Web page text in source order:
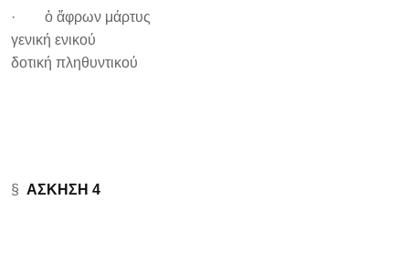
· ὁ ἄφρων μάρτυς
γενική ενικού
δοτική πληθυντικού
§ ΑΣΚΗΣΗ 4